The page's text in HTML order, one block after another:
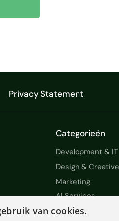
Privacy Statement
Categorieën
Development & IT
Design & Creative
Marketing
AI Services
van cookies.